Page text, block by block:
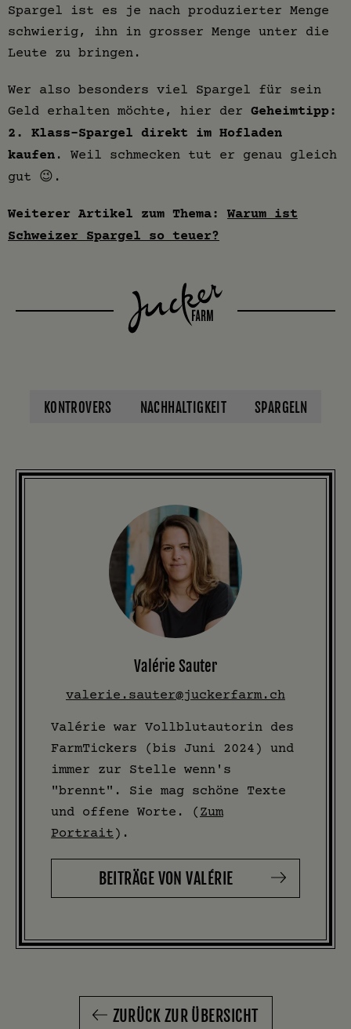
Spargel ist es je nach produzierter Menge
schwierig, ihn in grosser Menge unter die
Leute zu bringen.
Wer also besonders viel Spargel für sein
Geld erhalten möchte, hier der Geheimtipp:
2. Klass-Spargel direkt im Hofladen
kaufen . Weil schmecken tut er genau gleich
gut 😉.
Weiterer Artikel zum Thema: Warum ist
Schweizer Spargel so teuer?
KONTROVERS NACHHALTIGKEIT SPARGELN
Valérie Sauter
valerie.sauter@juckerfarm.ch
Valérie war Vollblutautorin des
FarmTickers (bis Juni 2024) und
immer zur Stelle wenn's
"brennt". Sie mag schöne Texte
und offene Worte. ( Zum
Portrait ).
BEITRÄGE VON VALÉRIE
ZURÜCK ZUR ÜBERSICHT